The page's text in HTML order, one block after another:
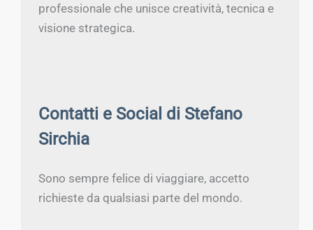
professionale che unisce creatività, tecnica e
visione strategica.
Contatti e Social di Stefano
Sirchia
Sono sempre felice di viaggiare, accetto
richieste da qualsiasi parte del mondo.